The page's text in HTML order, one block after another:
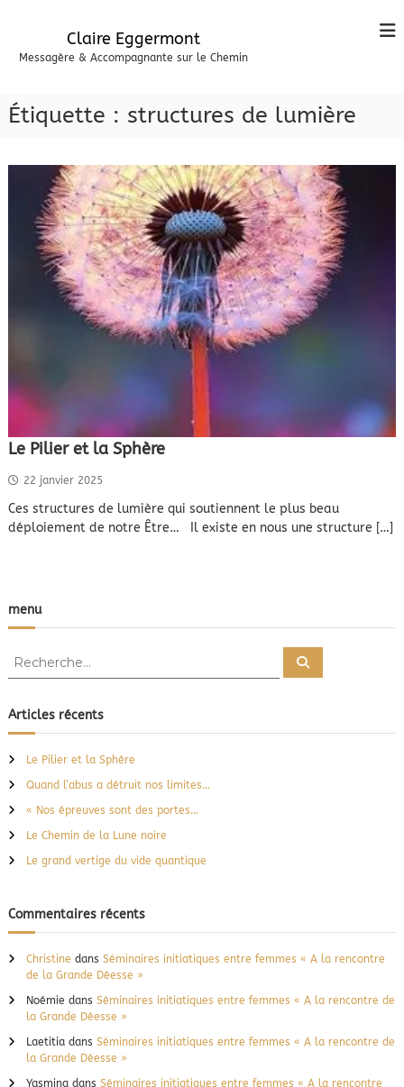
Claire Eggermont
Messagère & Accompagnante sur le Chemin
Étiquette : structures de lumière
Le Pilier et la Sphère
22 janvier 2025
Ces structures de lumière qui soutiennent le plus beau
déploiement de notre Être… Il existe en nous une structure […]
menu
h
e
c
h
e
:
R
c
Articles récents
Le Pilier et la Sphère
Quand l’abus a détruit nos limites…
« Nos épreuves sont des portes…
Le Chemin de la Lune noire
Le grand vertige du vide quantique
Commentaires récents
Christine dans Séminaires initiatiques entre femmes « A la rencontre
de la Grande Déesse »
Noémie dans Séminaires initiatiques entre femmes « A la rencontre de
la Grande Déesse »
Laetitiadans Séminaires initiatiques entre femmes « A la rencontre de
la Grande Déesse »
Yasminadans Séminaires initiatiques entre femmes « A la rencontre